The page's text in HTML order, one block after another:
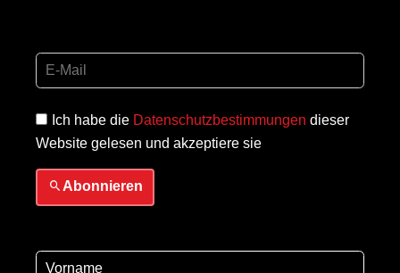
Ich habe die Datenschutzbestimmungen dieser
Website gelesen und akzeptiere sie
Abonnieren